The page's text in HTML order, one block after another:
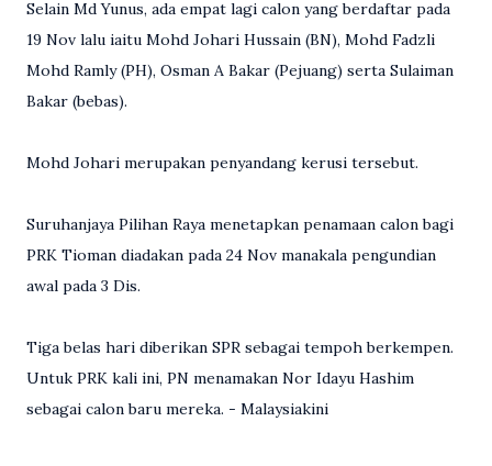
Selain Md Yunus, ada empat lagi calon yang berdaftar pada
19 Nov lalu iaitu Mohd Johari Hussain (BN), Mohd Fadzli
Mohd Ramly (PH), Osman A Bakar (Pejuang) serta Sulaiman
Bakar (bebas).
Mohd Johari merupakan penyandang kerusi tersebut.
Suruhanjaya Pilihan Raya menetapkan penamaan calon bagi
PRK Tioman diadakan pada 24 Nov manakala pengundian
awal pada 3 Dis.
Tiga belas hari diberikan SPR sebagai tempoh berkempen.
Untuk PRK kali ini, PN menamakan Nor Idayu Hashim
sebagai calon baru mereka. - Malaysiakini